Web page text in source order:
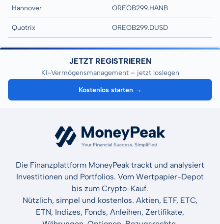
Hannover OREOB299.HANB
Quotrix OREOB299.DUSD
JETZT REGISTRIEREN
KI-Vermögensmanagement – jetzt loslegen
Kostenlos starten →
Die Finanzplattform MoneyPeak trackt und analysiert
Investitionen und Portfolios. Vom Wertpapier-Depot
bis zum Crypto-Kauf.
Nützlich, simpel und kostenlos. Aktien, ETF, ETC,
ETN, Indizes, Fonds, Anleihen, Zertifikate,